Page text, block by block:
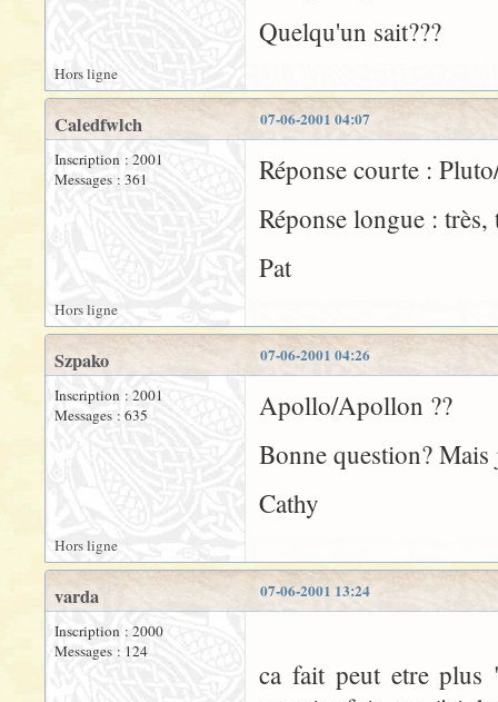
Quelqu'un sait???
Hors ligne
07-06-2001 04:07
Caledfwlch
Inscription : 2001
Messages : 361
Réponse courte :
Réponse longue : très,
Pat
Hors ligne
07-06-2001 04:26
Szpako
Inscription : 2001
Messages : 635
Apollo/Apollon ??
Bonne question? Mais
Cathy
Hors ligne
07-06-2001 13:24
varda
Inscription : 2000
Messages : 124
ca fait peut etre plus